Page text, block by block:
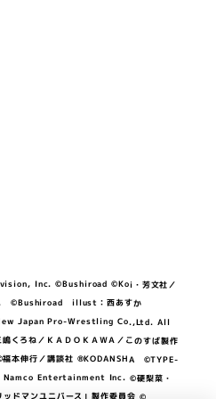
Inc. ©Bushiroad ©Koi・芳文社／
©Bushiroad illust：西あすか
Japan Pro-Wrestling Co.,Ltd. All
ね／ＫＡＤＯＫＡＷＡ／このすば製作
本伸行／講談社 ®KODANSHA ©TYPE-
Namco Entertainment Inc. ©硬梨菜・
ドマンユニバース」製作委員会 ©